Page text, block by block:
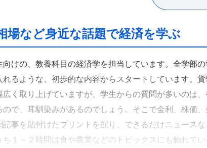
場など身近な話題で経済を学ぶ
向けの、教養科目の経済学を担当しています。全学部
れるような、初歩的な内容からスタートしています。
広く取り上げていますが、学生からの質問が多いのは
ので、耳馴染みがあるのでしょう。そこで金利、株価
記事を貼付けたプリントを配り、できるだけニュース
ち１～２時間は食や農業などのトピックスにも触れてい